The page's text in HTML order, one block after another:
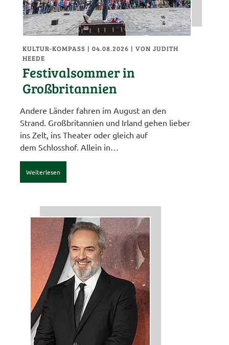
KULTUR-KOMPASS | 04.08.2026 |VON JUDITH
HEEDE
Festivalsommer in
Großbritannien
Andere Länder fahren im August an den
Strand. Großbritannien und Irland gehen lieber
ins Zelt, ins Theater oder gleich auf
dem Schlosshof. Allein in…
Weiterlesen